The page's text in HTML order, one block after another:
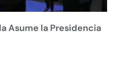
Asume la Presidencia